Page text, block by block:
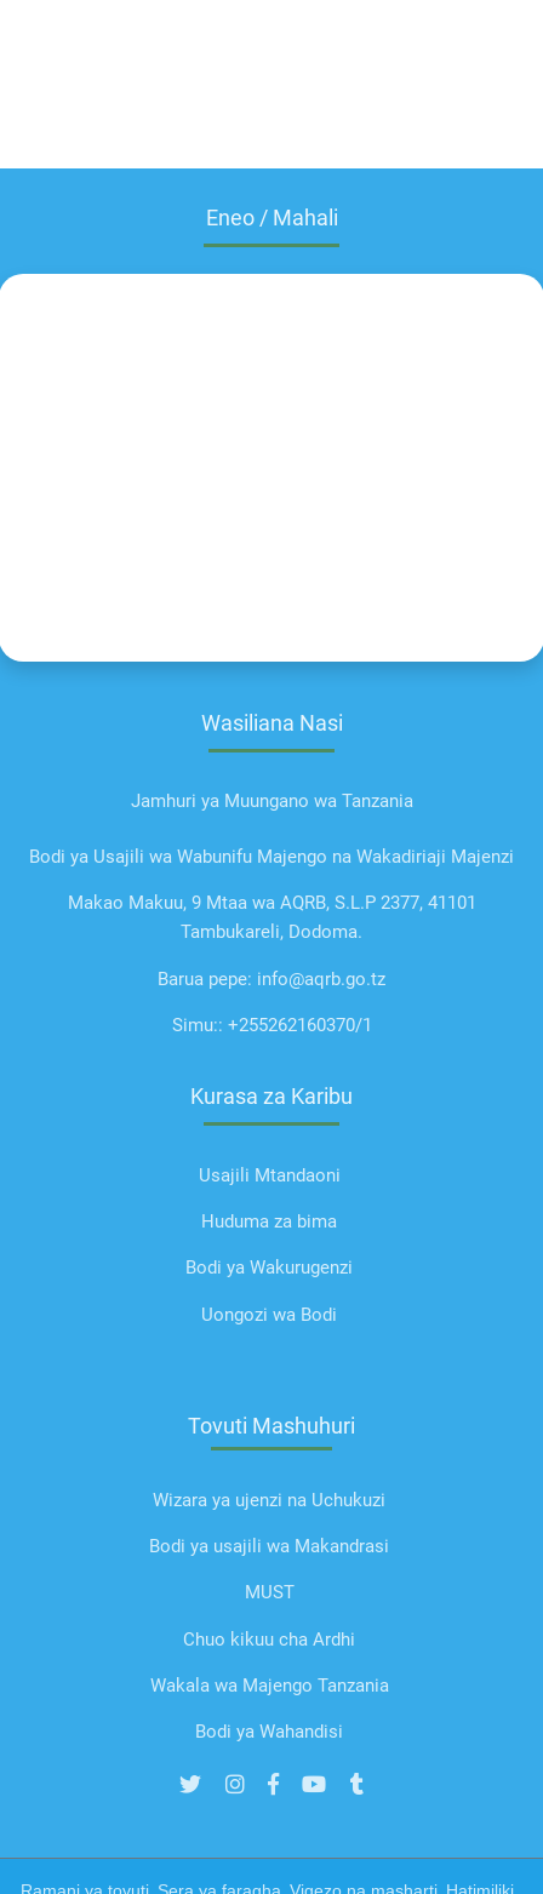
Eneo / Mahali
Wasiliana Nasi
Jamhuri ya Muungano wa Tanzania
Bodi ya Usajili wa Wabunifu Majengo na Wakadiriaji Majenzi
Makao Makuu, 9 Mtaa wa AQRB, S.L.P 2377, 41101
Tambukareli, Dodoma.
Barua pepe: info@aqrb.go.tz
Simu:: +255262160370/1
Kurasa za Karibu
Usajili Mtandaoni
Huduma za bima
Bodi ya Wakurugenzi
Uongozi wa Bodi
Tovuti Mashuhuri
Wizara ya ujenzi na Uchukuzi
Bodi ya usajili wa Makandrasi
MUST
Chuo kikuu cha Ardhi
Wakala wa Majengo Tanzania
Bodi ya Wahandisi
Ramani ya tovuti Sera ya faragha Vigezo na masharti Hatimiliki